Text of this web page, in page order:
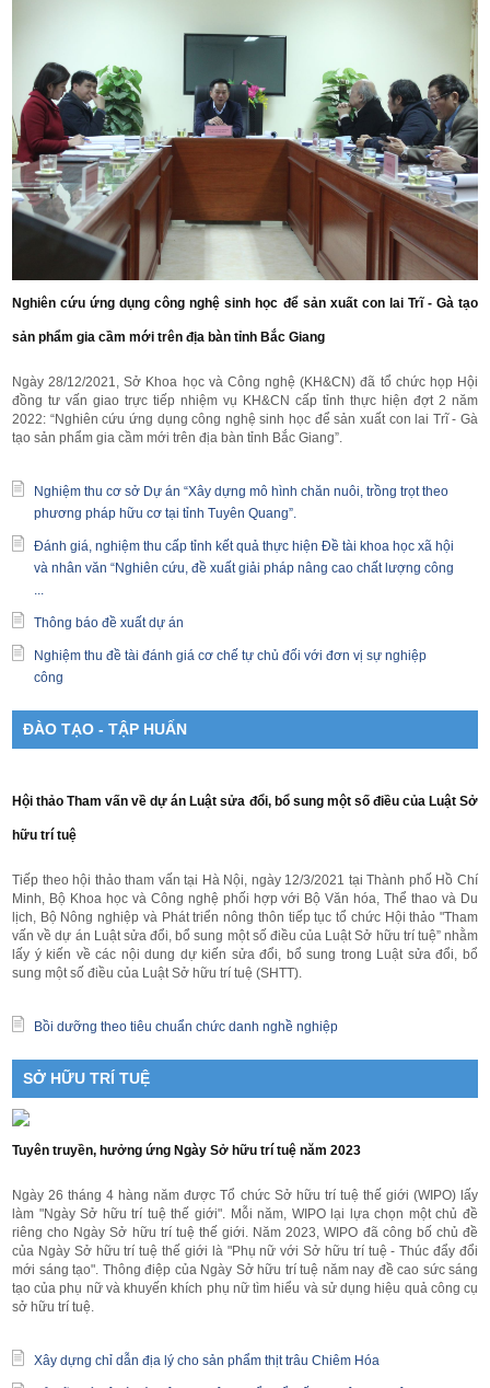
Nghiên cứu ứng dụng công nghệ sinh học để sản xuất con lai Trĩ - Gà tạo
sản phẩm gia cầm mới trên địa bàn tỉnh Bắc Giang
Ngày 28/12/2021, Sở Khoa học và Công nghệ (KH&CN) đã tổ chức họp Hội
đồng tư vấn giao trực tiếp nhiệm vụ KH&CN cấp tỉnh thực hiện đợt 2 năm
2022: “Nghiên cứu ứng dụng công nghệ sinh học để sản xuất con lai Trĩ - Gà
tạo sản phẩm gia cầm mới trên địa bàn tỉnh Bắc Giang”.
Nghiệm thu cơ sở Dự án “Xây dựng mô hình chăn nuôi, trồng trọt theo
phương pháp hữu cơ tại tỉnh Tuyên Quang”.
Đánh giá, nghiệm thu cấp tỉnh kết quả thực hiện Đề tài khoa học xã hội
và nhân văn “Nghiên cứu, đề xuất giải pháp nâng cao chất lượng công
...
Thông báo đề xuất dự án
Nghiệm thu đề tài đánh giá cơ chế tự chủ đối với đơn vị sự nghiệp
công
ĐÀO TẠO - TẬP HUẤN
Hội thảo Tham vấn về dự án Luật sửa đổi, bổ sung một số điều của Luật Sở
hữu trí tuệ
Tiếp theo hội thảo tham vấn tại Hà Nội, ngày 12/3/2021 tại Thành phố Hồ Chí
Minh, Bộ Khoa học và Công nghệ phối hợp với Bộ Văn hóa, Thể thao và Du
lịch, Bộ Nông nghiệp và Phát triển nông thôn tiếp tục tổ chức Hội thảo "Tham
vấn về dự án Luật sửa đổi, bổ sung một số điều của Luật Sở hữu trí tuệ” nhằm
lấy ý kiến về các nội dung dự kiến sửa đổi, bổ sung trong Luật sửa đổi, bổ
sung một số điều của Luật Sở hữu trí tuệ (SHTT).
Bồi dưỡng theo tiêu chuẩn chức danh nghề nghiệp
SỞ HỮU TRÍ TUỆ
Tuyên truyền, hưởng ứng Ngày Sở hữu trí tuệ năm 2023
Ngày 26 tháng 4 hàng năm được Tổ chức Sở hữu trí tuệ thế giới (WIPO) lấy
làm "Ngày Sở hữu trí tuệ thế giới". Mỗi năm, WIPO lại lựa chọn một chủ đề
riêng cho Ngày Sở hữu trí tuệ thế giới. Năm 2023, WIPO đã công bố chủ đề
của Ngày Sở hữu trí tuệ thế giới là "Phụ nữ với Sở hữu trí tuệ - Thúc đẩy đổi
mới sáng tạo". Thông điệp của Ngày Sở hữu trí tuệ năm nay đề cao sức sáng
tạo của phụ nữ và khuyến khích phụ nữ tìm hiểu và sử dụng hiệu quả công cụ
sở hữu trí tuệ.
Xây dựng chỉ dẫn địa lý cho sản phẩm thịt trâu Chiêm Hóa